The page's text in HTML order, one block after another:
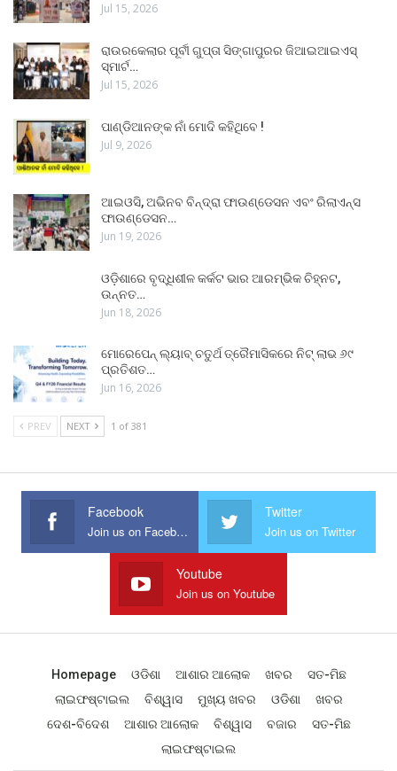
Jul 15, 2026
ରାଉରକେଲାର ପୂର୍ବୀ ଗୁପ୍ତା ସିଙ୍ଗାପୁରର ଜିଆଇଆଇଏସ୍
ସ୍ମାର୍ଟ…
Jul 15, 2026
ପାଣ୍ଡିଆନଙ୍କ ନାଁ ମୋଦି କହିଥିବେ !
Jul 9, 2026
ଆଇଓସି, ଅଭିନବ ବିନ୍ଦ୍ରା ଫାଉଣ୍ଡେସନ ଏବଂ ରିଲାଏନ୍ସ
ଫାଉଣ୍ଡେସନ…
Jun 19, 2026
ଓଡ଼ିଶାରେ ବୃଦ୍ଧିଶୀଳ କର୍କଟ ଭାର ଆରମ୍ଭିକ ଚିହ୍ନଟ,
ଉନ୍ନତ…
Jun 18, 2026
ମୋରେପେନ୍ ଲ୍ୟାବ୍ ଚତୁର୍ଥ ତ୍ରୈମାସିକରେ ନିଟ୍ ଲାଭ ୬୯
ପ୍ରତିଶତ…
Jun 16, 2026
PREV NEXT 1 of 381
Facebook
Join us on Facebook
Twitter
Join us on Twitter
Youtube
Join us on Youtube
Homepage ଓଡିଶା ଆଶାର ଆଲୋକ ଖବର
ସତ-ମିଛ
ଲାଇଫଷ୍ଟାଇଲ
ବିଶ୍ୱାସ ମୁଖ୍ୟ ଖବର ଓଡିଶା
ଖବର
ଦେଶ-ବିଦେଶ
ଆଶାର ଆଲୋକ ବିଶ୍ୱାସ ବଜାର
ସତ-ମିଛ
ଲାଇଫଷ୍ଟାଇଲ